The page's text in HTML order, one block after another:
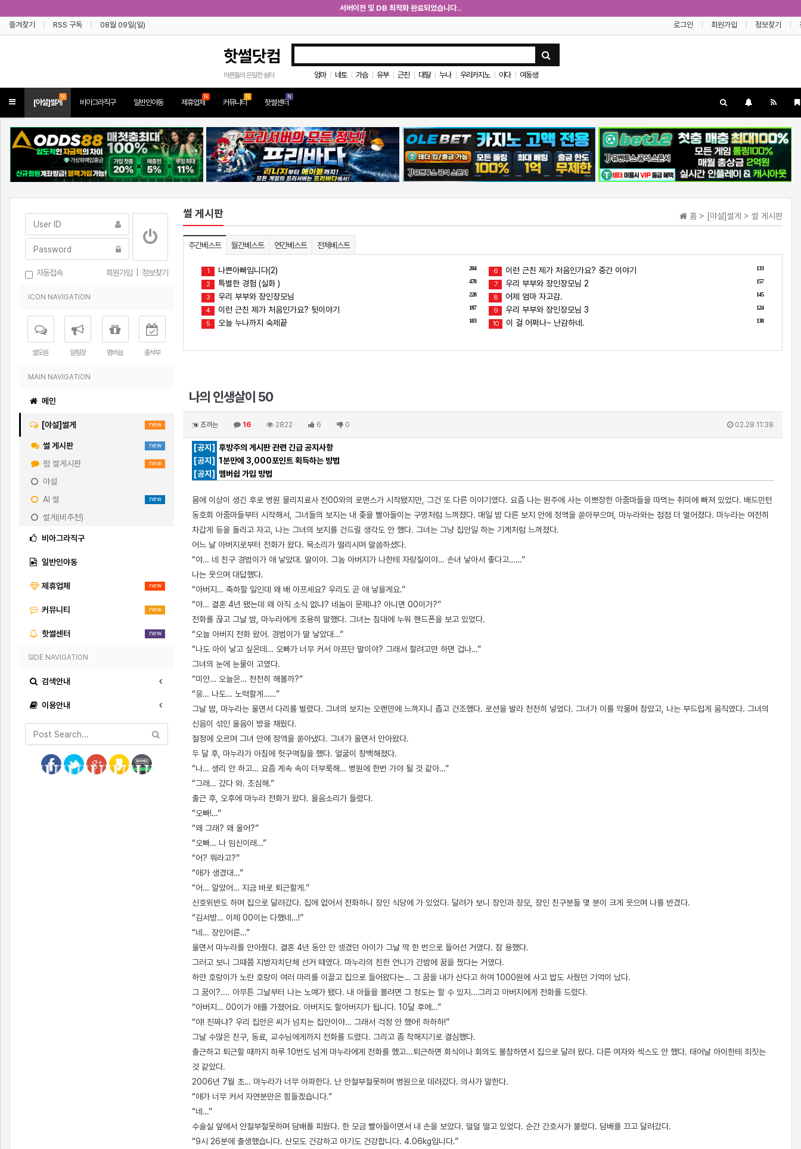
서버이전 및 DB 최적화 완료되었습니다..
즐겨찾기
RSS 구독 08월 09일(일) 로그인 회원가입 정보찾기
핫썰닷컴
어른들의 은밀한 쉼터 엄마 네토 가슴 유부 근친 대딸 누나 우리카지노 아다 여동생
Toggle[야설]썰게
N
비아그라직구 일반인야동 제휴업체
N
커뮤니티
N
핫썰센터
N
홈 > [야설]썰게 > 썰 게시판
썰 게시판
주간베스트 월간베스트 연간베스트 전체베스트
204
1 나쁜아빠입니다(2)
478
2 특별한 경험 (실화 )
228
3 우리 부부와 장인장모님
187
4 이런 근친 제가 처음인가요? 뒷이야기
183
5 오늘 누나까지 숙제끝
133
6 이런 근친 제가 처음인가요? 중간 이야기
157
7 우리 부부와 장인장모님 2
145
8 어제 엄마 자고감.
124
9 우리 부부와 장인장모님 3
138
10 이 걸 어쩌나~ 난감하네.
나의 인생살이 50
조까는 16 2822 6 0 02.28 11:38
[공지] 후방주의 게시판 관련 긴급 공지사항
[공지] 1분만에 3,000포인트 획득하는 방법
[공지]
멤버쉽 가입 방법
몸에 이상이 생긴 후로 병원 물리치료사 전00와의 로맨스가 시작됐지만, 그건 또 다른 이야기였다. 요즘 나는 원주에 사는 이쁘장한 아줌마들을 따먹는 취미에 빠져 있었다. 배드민턴
동호회 아줌마들부터 시작해서, 그녀들의 보지는 내 좆을 빨아들이는 구멍처럼 느껴졌다. 매일 밤 다른 보지 안에 정액을 쏟아부으며, 마누라와는 점점 더 멀어졌다. 마누라는 여전히
차갑게 등을 돌리고 자고, 나는 그녀의 보지를 건드릴 생각도 안 했다. 그녀는 그냥 집안일 하는 기계처럼 느껴졌다.
어느 날 아버지로부터 전화가 왔다. 목소리가 떨리시며 말씀하셨다.
“야… 네 친구 경범이가 애 낳았대. 딸이야. 그놈 아버지가 나한테 자랑질이야… 손녀 낳아서 좋다고……”
나는 웃으며 대답했다.
“아버지… 축하할 일인데 왜 배 아프세요? 우리도 곧 애 낳을게요.”
“야… 결혼 4년 됐는데 왜 아직 소식 없냐? 네놈이 문제냐? 아니면 00이가?”
전화를 끊고 그날 밤, 마누라에게 조용히 말했다. 그녀는 침대에 누워 핸드폰을 보고 있었다.
“오늘 아버지 전화 왔어. 경범이가 딸 낳았대…”
“나도 아이 낳고 싶은데… 오빠가 너무 커서 아프단 말이야? 그래서 할려고만 하면 겁나…”
그녀의 눈에 눈물이 고였다.
“미안… 오늘은… 천천히 해볼까?”
“응… 나도… 노력할게……”
그날 밤, 마누라는 울면서 다리를 벌렸다. 그녀의 보지는 오랜만에 느껴지니 좁고 건조했다. 로션을 발라 천천히 넣었다. 그녀가 이를 악물며 참았고, 나는 부드럽게 움직였다. 그녀의
신음이 섞인 울음이 방을 채웠다.
절정에 오르며 그녀 안에 정액을 쏟아냈다. 그녀가 울면서 안아왔다.
두 달 후, 마누라가 아침에 헛구역질을 했다. 얼굴이 창백해졌다.
“나… 생리 안 하고… 요즘 계속 속이 더부룩해… 병원에 한번 가야 될 것 같아…”
“그래… 갔다 와. 조심해.”
출근 후, 오후에 마누라 전화가 왔다. 울음소리가 들렸다.
“오빠!…”
“왜 그래? 왜 울어?”
“오빠… 나 임신이래…”
“어? 뭐라고?”
“애가 생겼대…”
“어… 알았어… 지금 바로 퇴근할게.”
신호위반도 하며 집으로 달려갔다. 집에 없어서 전화하니 장인 식당에 가 있었다. 달려가 보니 장인과 장모, 장인 친구분들 몇 분이 크게 웃으며 나를 반겼다.
“김서방… 이제 00이는 다했네…!”
“네… 장인어른…”
울면서 마누라를 안아줬다. 결혼 4년 동안 안 생겼던 아이가 그날 딱 한 번으로 들어선 거였다. 참 용했다.
그러고 보니 그때쯤 지방자치단체 선거 때였다. 마누라의 친한 언니가 간밤에 꿈을 꿨다는 거였다.
하얀 호랑이가 노란 호랑이 여러 마리를 이끌고 집으로 들어왔다는… 그 꿈을 내가 산다고 하여 1000원에 사고 밥도 사줬던 기억이 났다.
그 꿈이?.... 아무튼 그날부터 나는 노예가 됐다. 내 아들을 볼려면 그 정도는 할 수 있지...그리고 아버지에게 전화를 드렸다.
“아버지… 00이가 애를 가졌어요. 아버지도 할아버지가 됩니다. 10달 후에…”
“야! 진짜냐? 우리 집안은 씨가 넘치는 집안이야… 그래서 걱정 안 했어! 하하하!”
그날 수많은 친구, 동료, 교수님에게까지 전화를 드렸다. 그리고 좀 착해지기로 결심했다.
출근하고 퇴근할 때까지 하루 10번도 넘게 마누라에게 전화를 했고...퇴근하면 회식이나 회의도 불참하면서 집으로 달려 왔다. 다른 여자와 섹스도 안 했다. 태어날 아이한테 죄짓는
것 같았다.
2006년 7월 초… 마누라가 너무 아파한다. 난 안절부절못하며 병원으로 데려갔다. 의사가 말한다.
“애가 너무 커서 자연분만은 힘들겠습니다.”
“네…”
수술실 앞에서 안절부절못하며 담배를 피웠다. 한 모금 빨아들이면서 내 손을 보았다. 덜덜 떨고 있었다. 순간 간호사가 불렀다. 담배를 끄고 달려갔다.
“9시 26분에 출생했습니다. 산모도 건강하고 아기도 건강합니다. 4.06kg입니다.”
자동접속 회원가입 정보찾기
ICON NAVIGATION
썰모음 알림장 멤버쉽 출석부
MAIN NAVIGATION
메인
[야설]썰게 new
new
썰 게시판
new
펌 썰게시판
야설
new
AI 썰
썰게(비추천)
비아그라직구
일반인야동
제휴업체 new
커뮤니티 new
핫썰센터 new
SIDE NAVIGATION
검색안내
이용안내